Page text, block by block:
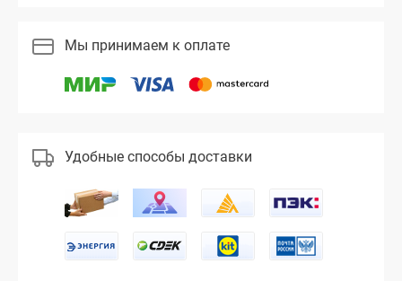
Мы принимаем к оплате
Удобные способы доставки